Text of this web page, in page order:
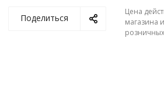
Поделиться
Цена
магазина